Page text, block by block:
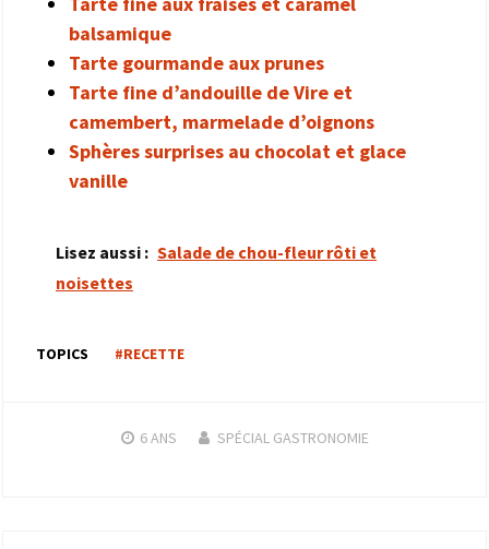
balsamique
Tarte gourmande aux prunes
Tarte fine d’andouille de Vire et
camembert, marmelade d’oignons
Sphères surprises au chocolat et glace
vanille
Lisez aussi : Salade de chou-fleur rôti et
noisettes
TOPICS #RECETTE
6 ANS SPÉCIAL GASTRONOMIE